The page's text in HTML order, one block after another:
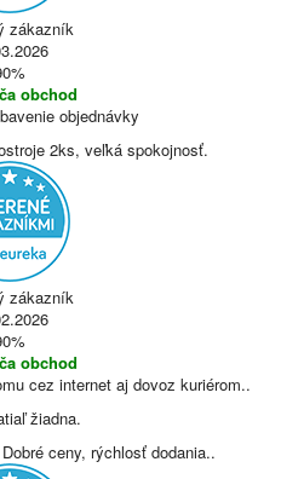
zákazník
obchod
objednávky
2ks, veľká spokojnosť.
zákazník
obchod
cez internet aj dovoz kuriérom..
žiadna.
ceny, rýchlosť dodania..